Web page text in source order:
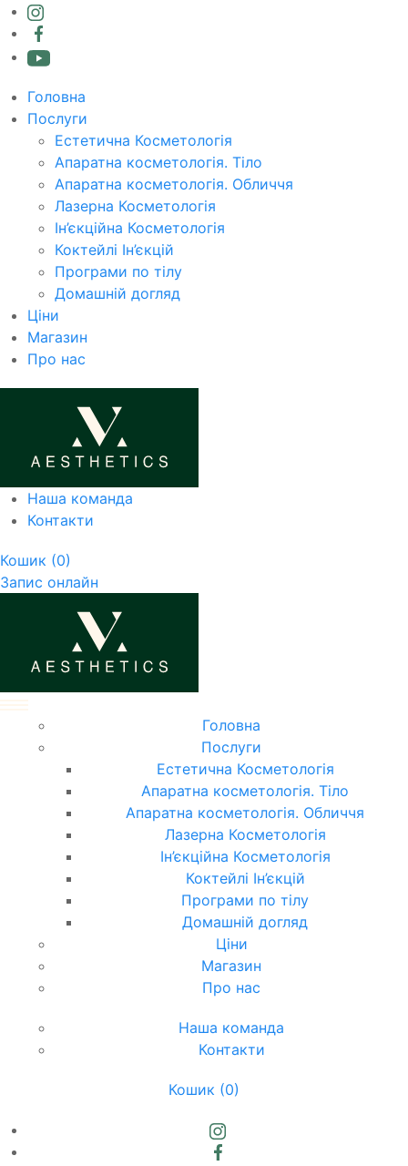
Головна
Послуги
Естетична Косметологія
Апаратна косметологія. Тіло
Апаратна косметологія. Обличчя
Лазерна Косметологія
Ін’єкційна Косметологія
Коктейлі Ін’єкцій
Програми по тілу
Домашній догляд
Ціни
Магазин
Про нас
Наша команда
Контакти
Кошик (0)
Запис онлайн
Головна
Послуги
Естетична Косметологія
Апаратна косметологія. Тіло
Апаратна косметологія. Обличчя
Лазерна Косметологія
Ін’єкційна Косметологія
Коктейлі Ін’єкцій
Програми по тілу
Домашній догляд
Ціни
Магазин
Про нас
Наша команда
Контакти
Кошик (0)